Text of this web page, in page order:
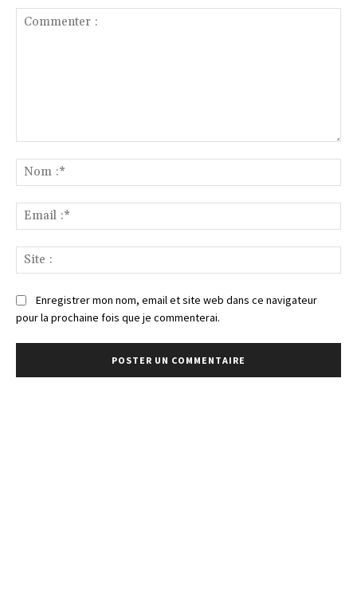
:*
:*
:
Enregistrer mon nom, email et site web dans ce navigateur
pour la prochaine fois que je commenterai.